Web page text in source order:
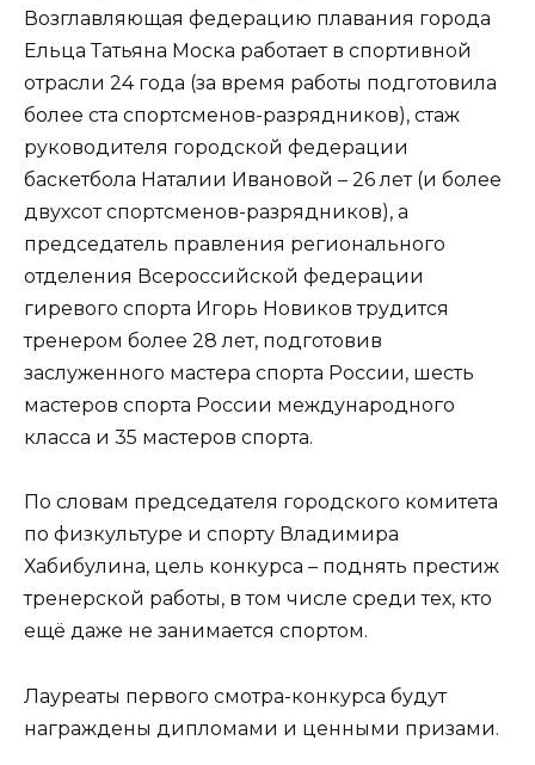
Возглавляющая федерацию плавания города
Ельца Татьяна Моска работает в спортивной
отрасли 24 года (за время работы подготовила
более ста спортсменов-разрядников), стаж
руководителя городской федерации
баскетбола Наталии Ивановой – 26 лет (и более
двухсот спортсменов-разрядников), а
председатель правления регионального
отделения Всероссийской федерации
гиревого спорта Игорь Новиков трудится
тренером более 28 лет, подготовив
заслуженного мастера спорта России, шесть
мастеров спорта России международного
класса и 35 мастеров спорта.
По словам председателя городского комитета
по физкультуре и спорту Владимира
Хабибулина, цель конкурса – поднять престиж
тренерской работы, в том числе среди тех, кто
ещё даже не занимается спортом.
Лауреаты первого смотра-конкурса будут
награждены дипломами и ценными призами.